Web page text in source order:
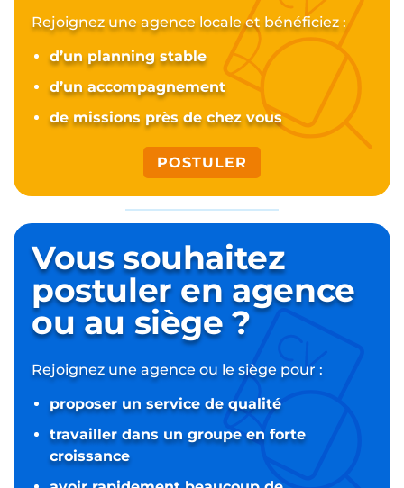
Rejoignez une agence locale et bénéficiez :
d’un planning stable
d’un accompagnement
de missions près de chez vous
POSTULER
Vous souhaitez
postuleren agence
ou au siège ?
Rejoignez une agence ou le siège pour :
proposer un service de qualité
travailler dans un groupe en forte
croissance